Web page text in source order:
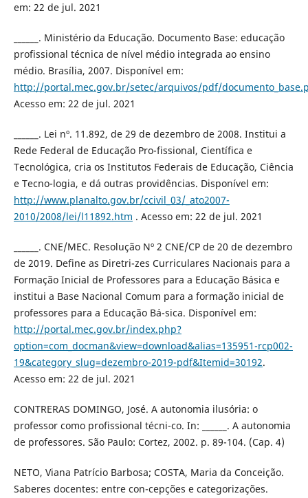
em: 22 de jul. 2021
______. Ministério da Educação. Documento Base: educação
profissional técnica de nível médio integrada ao ensino
médio. Brasília, 2007. Disponível em:
http://portal.mec.gov.br/setec/arquivos/pdf/
Acesso em: 22 de jul. 2021
______. Lei nº. 11.892, de 29 de dezembro de 2008. Institui a
Rede Federal de Educação Pro-fissional, Científica e
Tecnológica, cria os Institutos Federais de Educação, Ciência
e Tecno-logia, e dá outras providências. Disponível em:
http://www.planalto.gov.br/ccivil_03/_ato2007-
2010/2008/lei/l11892.htm . Acesso em: 22 de jul. 2021
______. CNE/MEC. Resolução Nº 2 CNE/CP de 20 de dezembro
de 2019. Define as Diretri-zes Curriculares Nacionais para a
Formação Inicial de Professores para a Educação Básica e
institui a Base Nacional Comum para a formação inicial de
professores para a Educação Bá-sica. Disponível em:
http://portal.mec.gov.br/index.php?
option=com_docman&view=download&alias=135951-rcp002-
19&category_slug=dezembro-2019-pdf&Itemid=30192.
Acesso em: 22 de jul. 2021
CONTRERAS DOMINGO, José. A autonomia ilusória: o
professor como profissional técni-co. In: ______. A autonomia
de professores. São Paulo: Cortez, 2002. p. 89-104. (Cap. 4)
NETO, Viana Patrício Barbosa; COSTA, Maria da Conceição.
Saberes docentes: entre con-cepções e categorizações.